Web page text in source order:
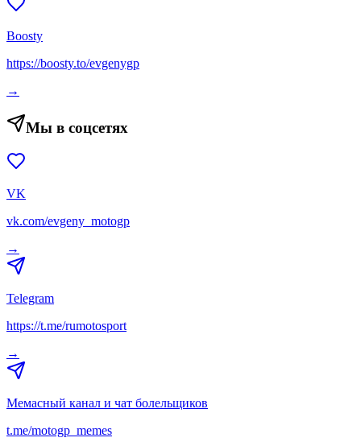
Boosty
https://boosty.to/evgenygp
→
Мы в соцсетях
VK
vk.com/evgeny_motogp
→
Telegram
https://t.me/rumotosport
→
Мемасный канал и чат болельщиков
t.me/motogp_memes